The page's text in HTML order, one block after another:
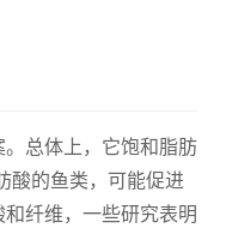
总体上，它饱和脂肪
酸的鱼类，可能促进
纤维，一些研究表明